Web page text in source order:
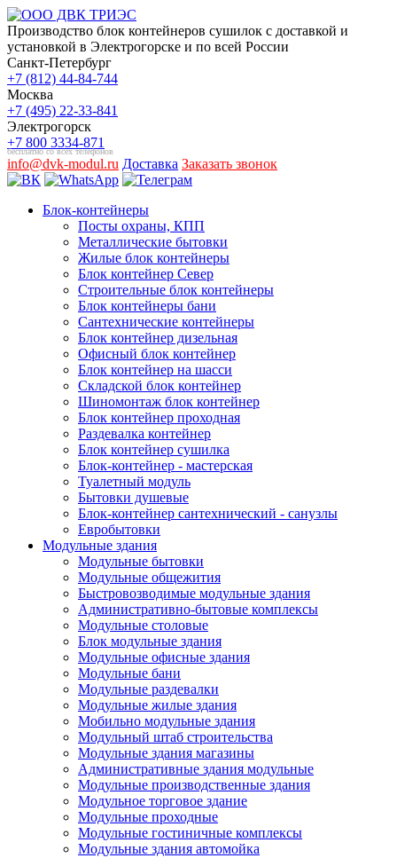
Производство блок контейнеров сушилок с доставкой и
установкой в Электрогорске и по всей России
Санкт-Петербург
+7 (812) 44-84-744
Москва
+7 (495) 22-33-841
Электрогорск
+7 800 3334-871
бесплатно со всех телефонов
info@dvk-modul.ru Доставка Заказать звонок
Блок-контейнеры
Посты охраны, КПП
Металлические бытовки
Жилые блок контейнеры
Блок контейнер Север
Строительные блок контейнеры
Блок контейнеры бани
Сантехнические контейнеры
Блок контейнер дизельная
Офисный блок контейнер
Блок контейнер на шасси
Складской блок контейнер
Шиномонтаж блок контейнер
Блок контейнер проходная
Раздевалка контейнер
Блок контейнер сушилка
Блок-контейнер - мастерская
Туалетный модуль
Бытовки душевые
Блок-контейнер сантехнический - санузлы
Евробытовки
Модульные здания
Модульные бытовки
Модульные общежития
Быстровозводимые модульные здания
Административно-бытовые комплексы
Модульные столовые
Блок модульные здания
Модульные офисные здания
Модульные бани
Модульные раздевалки
Модульные жилые здания
Мобильно модульные здания
Модульный штаб строительства
Модульные здания магазины
Административные здания модульные
Модульные производственные здания
Модульное торговое здание
Модульные проходные
Модульные гостиничные комплексы
Модульные здания автомойка